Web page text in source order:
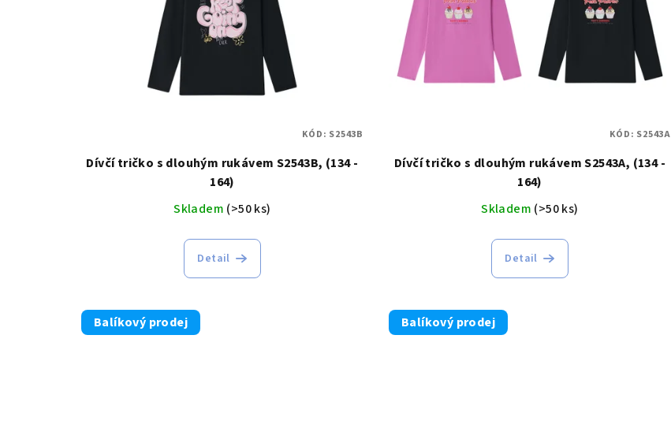
d
Dívčí tričko s dlouhým rukávem S2543B, (134 -
164)
Skladem (>50 ks)
Detail
KÓD: S2543B
Dívčí tričko s dlouhým rukávem S2543A, (134 -
164)
Skladem (>50 ks)
Detail
KÓD: S2543A
Balíkový prodej Balíkový prodej